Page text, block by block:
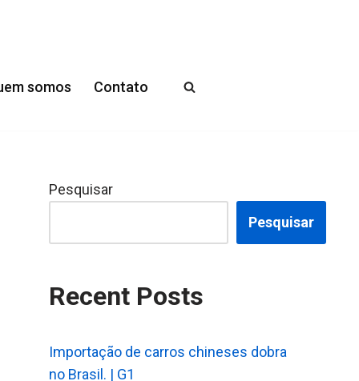
somos Contato
Pesquisar
Pesquisar
Recent Posts
Importação de carros chineses dobra
no Brasil. | G1